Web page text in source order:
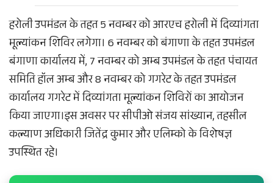
हरोली उपमंडल के तहत 5 नवम्बर को आरएच हरोली में दिव्यांगता
मूल्यांकन शिविर लगेगा। 6 नवम्बर को बंगाणा के तहत उपमंडल
बंगाणा कार्यालय में, 7 नवम्बर को अम्ब उपमंडल के तहत पंचायत
समिति हॉल अम्ब और 8 नवम्बर को गगरेट के तहत उपमंडल
कार्यालय गगरेट में दिव्यांगता मूल्यांकन शिविरों का आयोजन
किया जाएगा।इस अवसर पर सीपीओ संजय सांख्यान, तहसील
कल्याण अधिकारी जितेंद्र कुमार और एलिम्को के विशेषज्ञ
उपस्थित रहे।